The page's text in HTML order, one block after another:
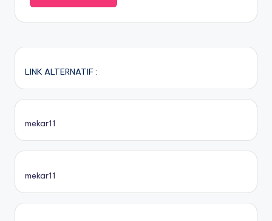
LINK ALTERNATIF :
mekar11
mekar11